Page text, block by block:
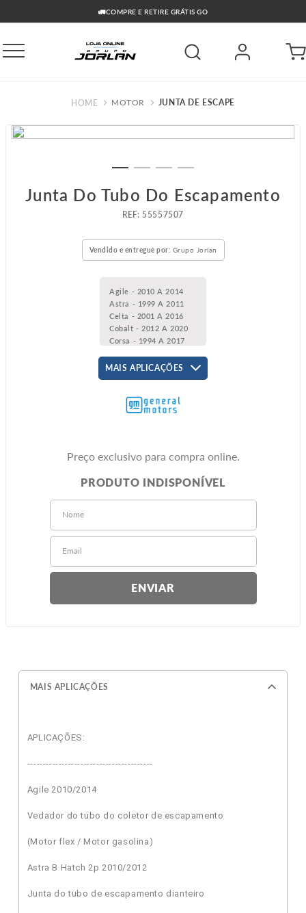
🚛COMPRE E RETIRE GRÁTIS GO
MOTOR JUNTA DE ESCAPE
Junta Do Tubo Do Escapamento
: 55557507
Vendido e entregue por: Grupo Jorlan
Agile - 2010 A 2014
Astra - 1999 A 2011
Celta - 2001 A 2016
Cobalt - 2012 A 2020
Corsa - 1994 A 2017
Montana - 2004 A 2020
Vectra - 2006 A 2011
Zafira - 2001 A 2012
MAIS APLICAÇÕES
Preço exclusivo para compra online.
ENVIAR
MAIS APLICAÇÕES
APLICAÇÕES:
----------------------------------------
Agile 2010/2014
Vedador do tubo do coletor de escapamento
(Motor flex / Motor gasolina)
Astra B Hatch 2p 2010/2012
Junta do tubo de escapamento dianteiro